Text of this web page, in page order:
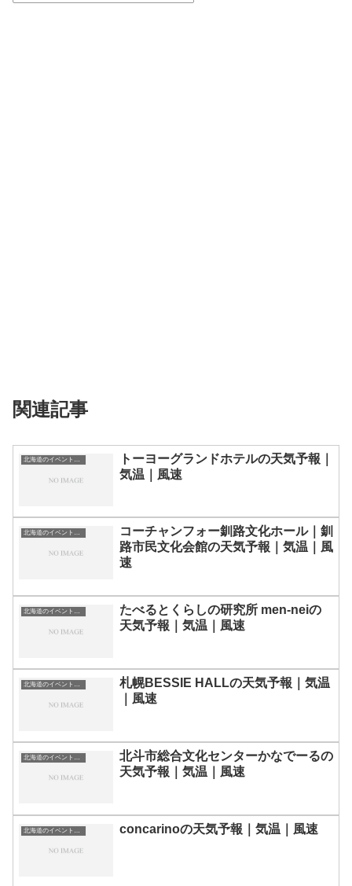
関連記事
北海道のイベント会場一覧
トーヨーグランドホテルの天気予報｜
気温｜風速
北海道のイベント会場一覧
コーチャンフォー釧路文化ホール｜釧
路市民文化会館の天気予報｜気温｜風
速
北海道のイベント会場一覧
たべるとくらしの研究所 men-neiの
天気予報｜気温｜風速
北海道のイベント会場一覧
札幌BESSIE HALLの天気予報｜気温
｜風速
北海道のイベント会場一覧
北斗市総合文化センターかなでーるの
天気予報｜気温｜風速
concarinoの天気予報｜気温｜風速